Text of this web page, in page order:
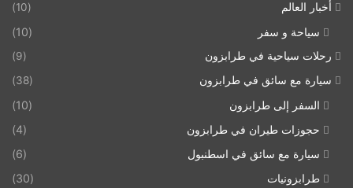
أخبار العالم (10)
سياحة و سفر (10)
رحلات سياحية في طرابزون
(9)
سيارة مع سائق في طرابزون
(38)
السفر إلى طرابزون
(10)
حجوزات طيران في طرابزون
(4)
سيارة مع سائق في اسطنبول
(6)
طرابزونيات
(30)